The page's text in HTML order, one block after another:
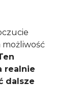
możliwość
realnie
dalsze